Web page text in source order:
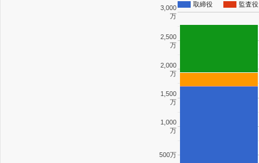
取締役 監査役
500万
1,000
万
1,500
万
2,000
万
2,500
万
3,000
万